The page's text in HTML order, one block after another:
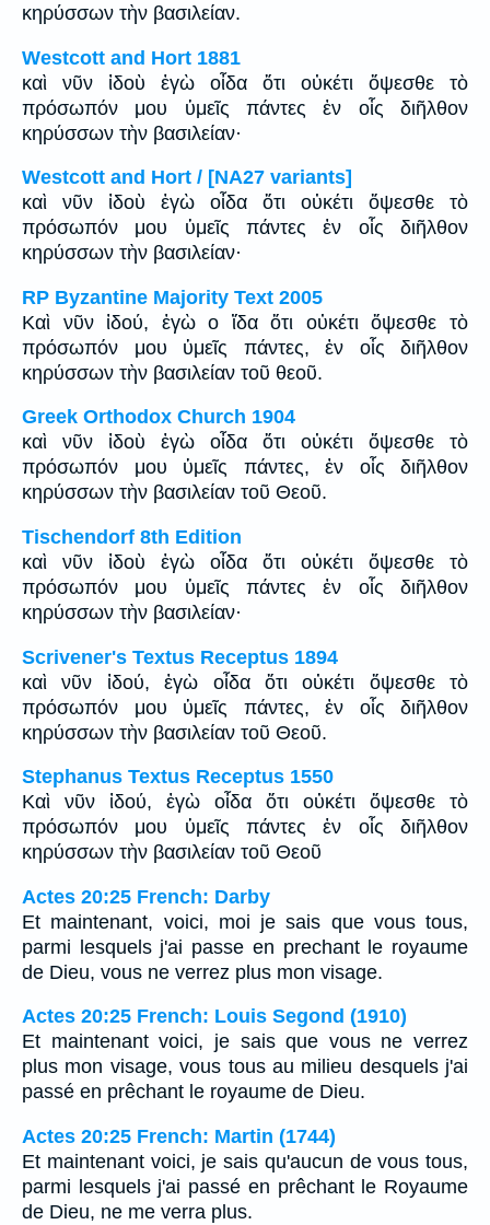
κηρύσσων τὴν βασιλείαν.
Westcott and Hort 1881
καὶ νῦν ἰδοὺ ἐγὼ οἶδα ὅτι οὐκέτι ὄψεσθε τὸ
πρόσωπόν μου ὑμεῖς πάντες ἐν οἷς διῆλθον
κηρύσσων τὴν βασιλείαν·
Westcott and Hort / [NA27 variants]
καὶ νῦν ἰδοὺ ἐγὼ οἶδα ὅτι οὐκέτι ὄψεσθε τὸ
πρόσωπόν μου ὑμεῖς πάντες ἐν οἷς διῆλθον
κηρύσσων τὴν βασιλείαν·
RP Byzantine Majority Text 2005
Καὶ νῦν ἰδού, ἐγὼ ο ἴδα ὅτι οὐκέτι ὄψεσθε τὸ
πρόσωπόν μου ὑμεῖς πάντες, ἐν οἷς διῆλθον
κηρύσσων τὴν βασιλείαν τοῦ θεοῦ.
Greek Orthodox Church 1904
καὶ νῦν ἰδοὺ ἐγὼ οἶδα ὅτι οὐκέτι ὄψεσθε τὸ
πρόσωπόν μου ὑμεῖς πάντες, ἐν οἷς διῆλθον
κηρύσσων τὴν βασιλείαν τοῦ Θεοῦ.
Tischendorf 8th Edition
καὶ νῦν ἰδοὺ ἐγὼ οἶδα ὅτι οὐκέτι ὄψεσθε τὸ
πρόσωπόν μου ὑμεῖς πάντες ἐν οἷς διῆλθον
κηρύσσων τὴν βασιλείαν·
Scrivener's Textus Receptus 1894
καὶ νῦν ἰδού, ἐγὼ οἶδα ὅτι οὐκέτι ὄψεσθε τὸ
πρόσωπόν μου ὑμεῖς πάντες, ἐν οἷς διῆλθον
κηρύσσων τὴν βασιλείαν τοῦ Θεοῦ.
Stephanus Textus Receptus 1550
Καὶ νῦν ἰδού, ἐγὼ οἶδα ὅτι οὐκέτι ὄψεσθε τὸ
πρόσωπόν μου ὑμεῖς πάντες ἐν οἷς διῆλθον
κηρύσσων τὴν βασιλείαν τοῦ Θεοῦ
Actes 20:25 French: Darby
Et maintenant, voici, moi je sais que vous tous,
parmi lesquels j'ai passe en prechant le royaume
de Dieu, vous ne verrez plus mon visage.
Actes 20:25 French: Louis Segond (1910)
Et maintenant voici, je sais que vous ne verrez
plus mon visage, vous tous au milieu desquels j'ai
passé en prêchant le royaume de Dieu.
Actes 20:25 French: Martin (1744)
Et maintenant voici, je sais qu'aucun de vous tous,
parmi lesquels j'ai passé en prêchant le Royaume
de Dieu, ne me verra plus.